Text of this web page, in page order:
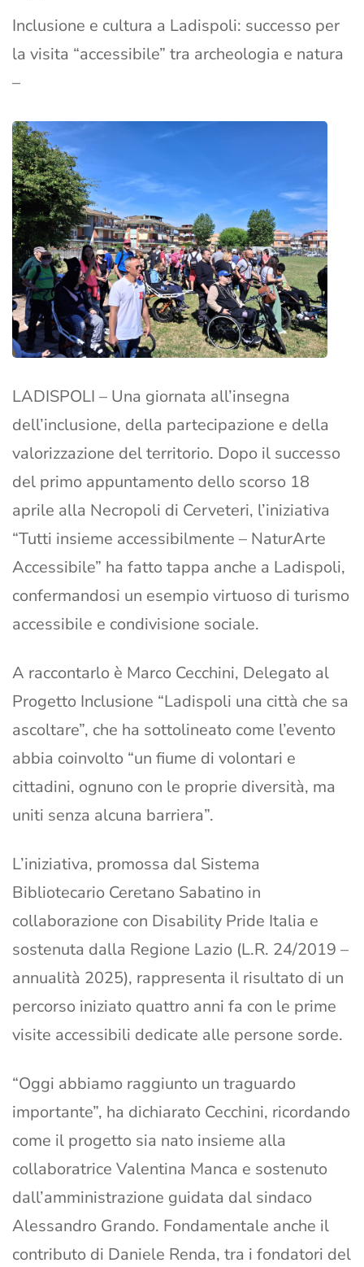
Inclusione e cultura a Ladispoli: successo per
la visita “accessibile” tra archeologia e natura
–
LADISPOLI – Una giornata all’insegna
dell’inclusione, della partecipazione e della
valorizzazione del territorio. Dopo il successo
del primo appuntamento dello scorso 18
aprile alla Necropoli di Cerveteri, l’iniziativa
“Tutti insieme accessibilmente – NaturArte
Accessibile” ha fatto tappa anche a Ladispoli,
confermandosi un esempio virtuoso di turismo
accessibile e condivisione sociale.
A raccontarlo è Marco Cecchini, Delegato al
Progetto Inclusione “Ladispoli una città che sa
ascoltare”, che ha sottolineato come l’evento
abbia coinvolto “un fiume di volontari e
cittadini, ognuno con le proprie diversità, ma
uniti senza alcuna barriera”.
L’iniziativa, promossa dal Sistema
Bibliotecario Ceretano Sabatino in
collaborazione con Disability Pride Italia e
sostenuta dalla Regione Lazio (L.R. 24/2019 –
annualità 2025), rappresenta il risultato di un
percorso iniziato quattro anni fa con le prime
visite accessibili dedicate alle persone sorde.
“Oggi abbiamo raggiunto un traguardo
importante”, ha dichiarato Cecchini, ricordando
come il progetto sia nato insieme alla
collaboratrice Valentina Manca e sostenuto
dall’amministrazione guidata dal sindaco
Alessandro Grando. Fondamentale anche il
contributo di Daniele Renda, tra i fondatori del